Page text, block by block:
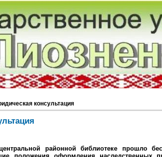
консультация
районной библиотеке прошло